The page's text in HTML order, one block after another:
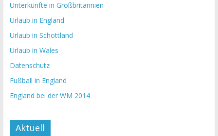
Unterkünfte in Großbritannien
Urlaub in England
Urlaub in Schottland
Urlaub in Wales
Datenschutz
Fußball in England
England bei der WM 2014
Aktuell